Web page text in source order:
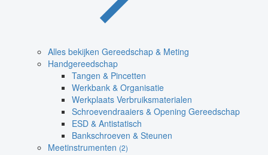
Alles bekijken Gereedschap & Meting
Handgereedschap
Tangen & Pincetten
Werkbank & Organisatie
Werkplaats Verbruiksmaterialen
Schroevendraaiers & Opening Gereedschap
ESD & Antistatisch
Bankschroeven & Steunen
Meetinstrumenten (2)